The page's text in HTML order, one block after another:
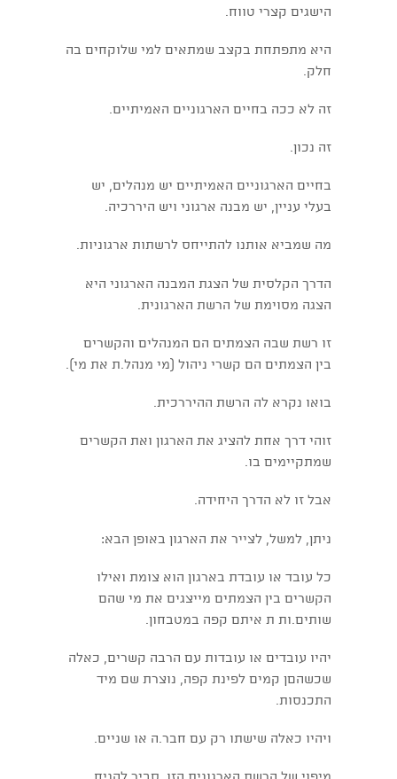
הישגים קצרי טווח.
היא מתפתחת בקצב שמתאים למי שלוקחים בה
חלק.
זה לא ככה בחיים הארגוניים האמיתיים.
זה נכון.
בחיים הארגוניים האמיתיים יש מנהלים, יש
בעלי עניין, יש מבנה ארגוני ויש היררכיה.
מה שמביא אותנו להתייחס לרשתות ארגוניות.
הדרך הקלסית של הצגת המבנה הארגוני היא
הצגה מסוימת של הרשת הארגונית.
זו רשת שבה הצמתים הם המנהלים והקשרים
בין הצמתים הם קשרי ניהול (מי מנהל.ת את מי).
בואו נקרא לה הרשת ההיררכית.
זוהי דרך אחת להציג את הארגון ואת הקשרים
שמתקיימים בו.
אבל זו לא הדרך היחידה.
ניתן, למשל, לצייר את הארגון באופן הבא:
כל עובד או עובדת בארגון הוא צומת ואילו
הקשרים בין הצמתים מייצגים את מי שהם
שותים.ות ת איתם קפה במטבחון.
יהיו עובדים או עובדות עם הרבה קשרים, כאלה
שכשהםן קמים לפינת קפה, נוצרת שם מיד
התכנסות.
ויהיו כאלה שישתו רק עם חבר.ה או שניים.